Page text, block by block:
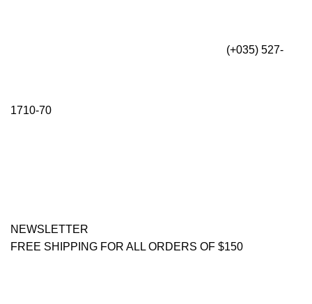
(+035) 527-
1710-70
NEWSLETTER
FREE SHIPPING FOR ALL ORDERS OF $150